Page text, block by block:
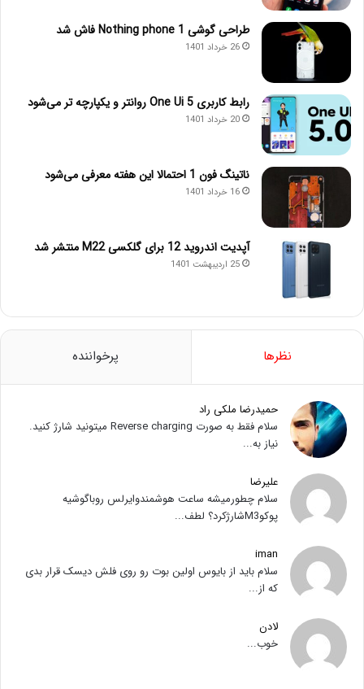
طراحی گوشی Nothing phone 1 فاش شد
26 خرداد 1401
رابط کاربری One Ui 5 روانتر و یکپارچه تر می‌شود
20 خرداد 1401
ناتینگ فون 1 احتمالا این هفته معرفی می‌شود
16 خرداد 1401
آپدیت اندروید 12 برای گلکسی M22 منتشر شد
25 اردیبهشت 1401
نظرها پرخواننده
حمیدرضا ملکی راد
سلام فقط به صورت Reverse charging میتونید شارژ کنید.
نیاز به...
علیرضا
سلام چطورمیشه ساعت هوشمندوایرلس روباگوشیه
پوکوM3شارژکرد؟ لطف...
iman
سلام باید از بایوس اولین بوت رو روی فلش دیسک قرار بدی
که از...
لادن
خوب...